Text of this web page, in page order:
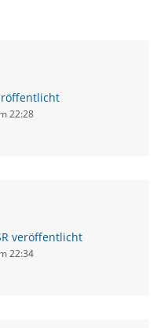
22:28
veröffentlicht
22:34